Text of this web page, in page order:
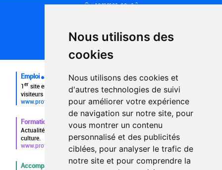
Nous utilisons des
cookies
Nous utilisons des cookies et
d'autres technologies de suivi
pour améliorer votre expérience
de navigation sur notre site, pour
vous montrer un contenu
personnalisé et des publicités
ciblées, pour analyser le trafic de
notre site et pour comprendre la
Qui sommes-nous ?
Plan du site
FAQ recruteurs
FAQ
Emploi
1er site emploi du secteur culturel 784.000 visites et 230.000
visiteurs uniques par mois.
www.profilculture.com
Formation
Actualités, guide et annuaire des formations aux métiers de la
culture.
www.profilculture-formation.com
Accompagnement professionnel